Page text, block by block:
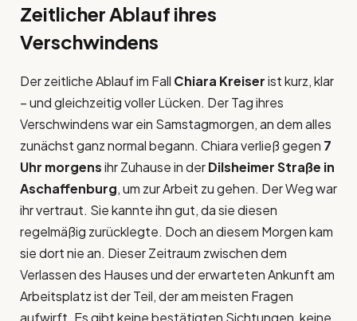
Zeitlicher Ablauf ihres
Verschwindens
Der zeitliche Ablauf im Fall Chiara Kreiserist kurz, klar
– und gleichzeitig voller Lücken. Der Tag ihres
Verschwindens war ein Samstagmorgen, an dem alles
zunächst ganz normal begann. Chiara verließ gegen 7
Uhr morgensihr Zuhause in derDilsheimer Straße in
Aschaffenburg, um zur Arbeit zu gehen. Der Weg war
ihr vertraut. Sie kannte ihn gut, da sie diesen
regelmäßig zurücklegte. Doch an diesem Morgen kam
sie dort nie an. Dieser Zeitraum zwischen dem
Verlassen des Hauses und der erwarteten Ankunft am
Arbeitsplatz ist der Teil, der am meisten Fragen
aufwirft. Es gibt keine bestätigten Sichtungen, keine